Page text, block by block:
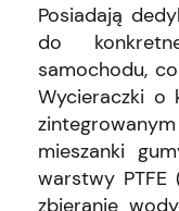
Posiadają
do
samochodu,
Wycieraczki o
mieszanki
warstwy PTFE
zbieranie